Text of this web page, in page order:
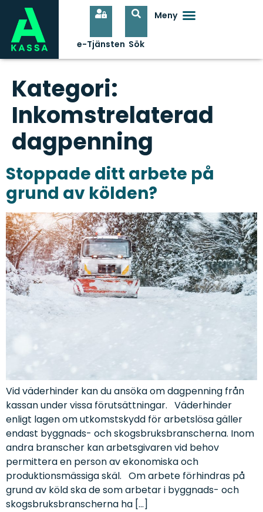
Kategori:
Inkomstrelaterad
dagpenning
Stoppade ditt arbete på
grund av kölden?
Vid väderhinder kan du ansöka om dagpenning från
kassan under vissa förutsättningar. Väderhinder
enligt lagen om utkomstskydd för arbetslösa gäller
endast byggnads- och skogsbruksbranscherna. Inom
andra branscher kan arbetsgivaren vid behov
permittera en person av ekonomiska och
produktionsmässiga skäl. Om arbete förhindras på
grund av köld ska de som arbetar i byggnads- och
skogsbruksbranscherna ha […]